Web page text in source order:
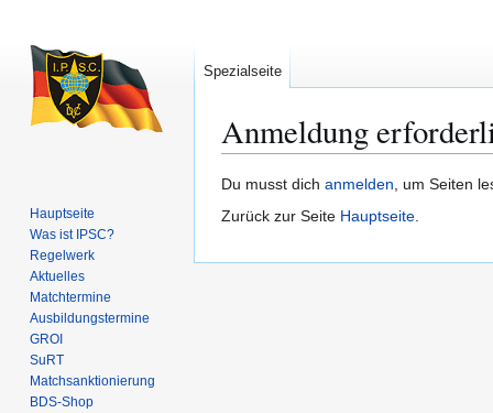
Anmeldung
Zur
Navigation
Zur
Suche
Du musst dich anmelden, um Seiten
Zurück zur Seite Hauptseite.
Spezialseite
Hauptseite
Was ist IPSC?
Regelwerk
Aktuelles
Matchtermine
Ausbildungs­termine
GROI
SuRT
Match­sanktionierung
BDS-Shop